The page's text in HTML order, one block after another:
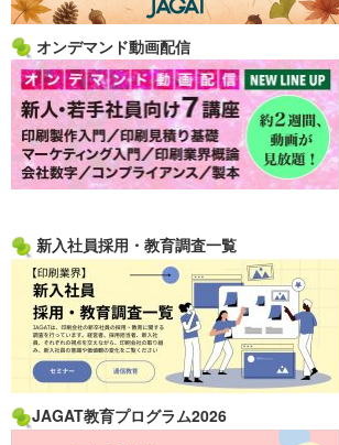
オンデマンド動画配信
新入社員採用・教育調査一覧
JAGAT教育プログラム2026